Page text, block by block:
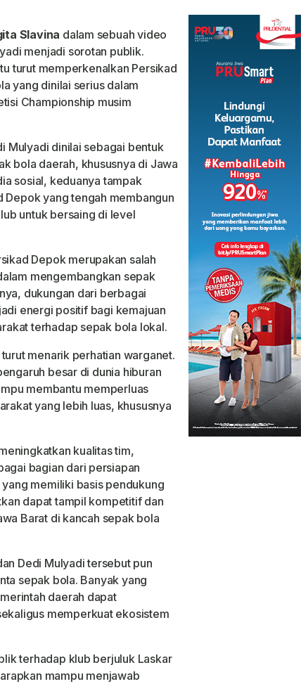
Slavina dalam sebuah video
menjadi sorotan publik.
turut memperkenalkan Persikad
yang dinilai serius dalam
Championship musim
Mulyadi dinilai sebagai bentuk
bola daerah, khususnya di Jawa
sosial, keduanya tampak
yang tengah membangun
untuk bersaing di level
Depok merupakan salah
mengembangkan sepak
dukungan dari berbagai
energi positif bagi kemajuan
terhadap sepak bola lokal.
menarik perhatian warganet.
besar di dunia hiburan
membantu memperluas
yang lebih luas, khususnya
kualitas tim,
bagian dari persiapan
memiliki basis pendukung
dapat tampil kompetitif dan
Barat di kancah sepak bola
Dedi Mulyadi tersebut pun
sepak bola. Banyak yang
daerah dapat
memperkuat ekosistem
terhadap klub berjuluk Laskar
mampu menjawab